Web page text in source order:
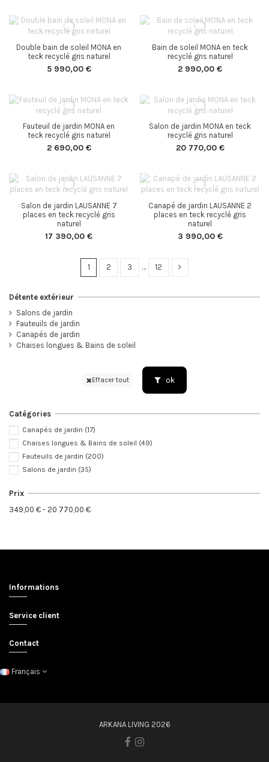
Double bain de soleil MONA en
teck recyclé gris naturel
5 990,00 €
Bain de soleil MONA en teck
recyclé gris naturel
2 990,00 €
Fauteuil de jardin MONA en
teck recyclé gris naturel
2 690,00 €
Salon de jardin MONA en teck
recyclé gris naturel
20 770,00 €
Salon de jardin LAUSANNE 7
places en teck recyclé gris
naturel
17 390,00 €
Canapé de jardin LAUSANNE 2
places en teck recyclé gris
naturel
3 990,00 €
1 2 3 … 12
Détente extérieur
Salons de jardin
Fauteuils de jardin
Canapés de jardin
Chaises longues & Bains de soleil
Effacer tout ok
Catégories
Canapés de jardin (17)
Chaises longues & Bains de soleil (49)
Fauteuils de jardin (200)
Salons de jardin (35)
Prix
349,00 € - 20 770,00 €
Informations
Service client
Contact
Français
ARKANA LIVING 2026